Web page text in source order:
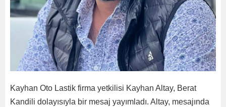
Kayhan Oto Lastik firma yetkilisi Kayhan Altay, Berat
Kandili dolayısıyla bir mesaj yayımladı. Altay, mesajında